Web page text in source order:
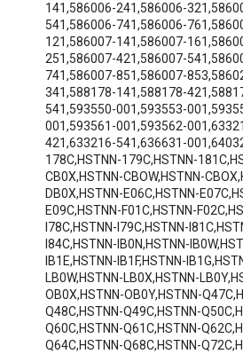
141,586006-241,586006-
541,586006-741,586006-
121,586007-141,586007-
251,586007-421,586007-
741,586007-851,586007-
341,588178-141,588178-
541,593550-001,593553-
001,593561-001,593562-
421,633216-541,636631-
178C,HSTNN-179C,HSTNN-
CB0X,HSTNN-CBOW,HSTNN-
DB0X,HSTNN-E06C,HSTNN-
E09C,HSTNN-F01C,HSTNN-
I78C,HSTNN-I79C,HSTNN-
I84C,HSTNN-IB0N,HSTNN-
IB1E,HSTNN-IB1F,HSTNN-
LB0W,HSTNN-LB0X,HSTNN-
OB0X,HSTNN-OB0Y,HSTNN-
Q48C,HSTNN-Q49C,HSTNN-
Q60C,HSTNN-Q61C,HSTNN-
Q64C,HSTNN-Q68C,HSTNN-